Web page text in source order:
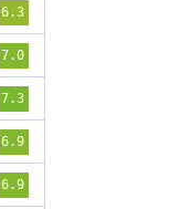
6.3
7.0
7.3
6.9
6.9